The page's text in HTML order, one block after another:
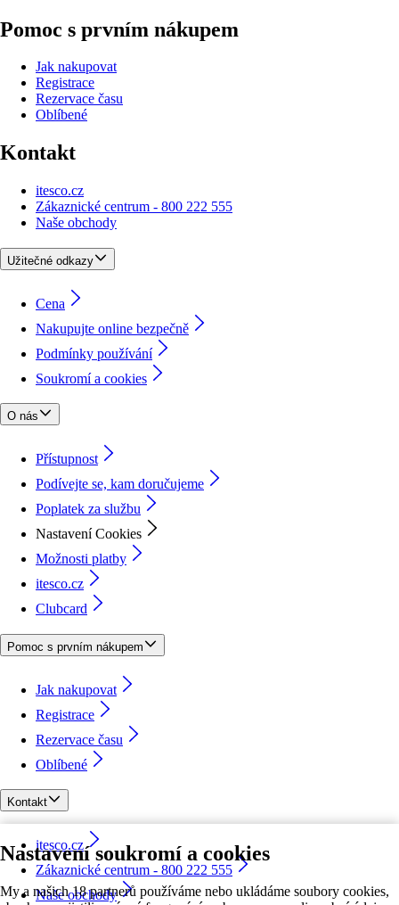
Nastavení soukromí a cookies
My a našich 18 partnerů používáme nebo ukládáme soubory cookies,
Pomoc s prvním nákupem
Jak nakupovat
Registrace
Rezervace času
Oblíbené
Kontakt
itesco.cz
Zákaznické centrum - 800 222 555
Naše obchody
Užitečné odkazy
Cena
Nakupujte online bezpečně
Podmínky používání
Soukromí a cookies
O nás
Přístupnost
Podívejte se, kam doručujeme
Poplatek za službu
Nastavení Cookies
Možnosti platby
itesco.cz
Clubcard
Pomoc s prvním nákupem
Jak nakupovat
Registrace
Rezervace času
Oblíbené
Kontakt
itesco.cz
Zákaznické centrum - 800 222 555
Naše obchody